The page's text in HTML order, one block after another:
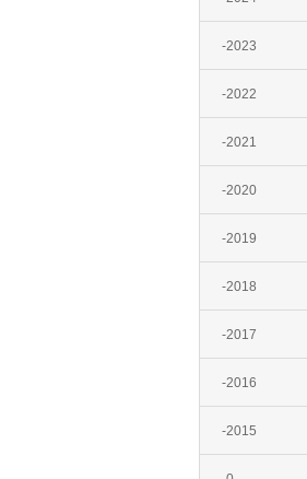
-2023
-2022
-2021
-2020
-2019
-2018
-2017
-2016
-2015